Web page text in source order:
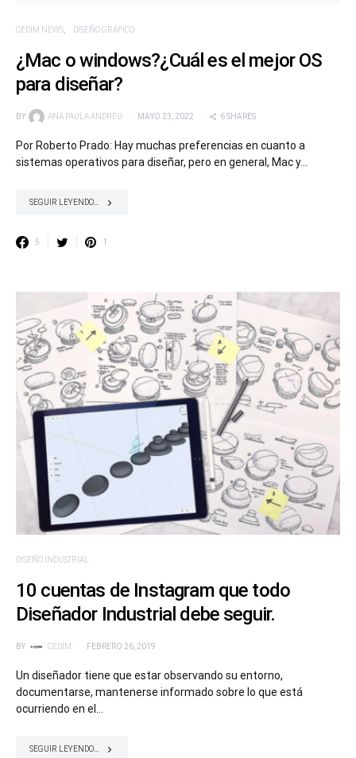
CEDIM NEWS DISEÑO GRÁFICO
¿Mac o windows?¿Cuál es el mejor OS
para diseñar?
BY ANA PAULA ANDREU MAYO 23, 2022 6 SHARES
Por Roberto Prado: Hay muchas preferencias en cuanto a
sistemas operativos para diseñar, pero en general, Mac y…
SEGUIR LEYENDO...
5 1
DISEÑO INDUSTRIAL
10 cuentas de Instagram que todo
Diseñador Industrial debe seguir.
BY CEDIM FEBRERO 26, 2019
Un diseñador tiene que estar observando su entorno,
documentarse, mantenerse informado sobre lo que está
ocurriendo en el…
SEGUIR LEYENDO...